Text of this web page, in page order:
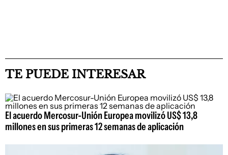
TE PUEDE INTERESAR
El acuerdo Mercosur-Unión Europea movilizó US$ 13,8
millones en sus primeras 12 semanas de aplicación